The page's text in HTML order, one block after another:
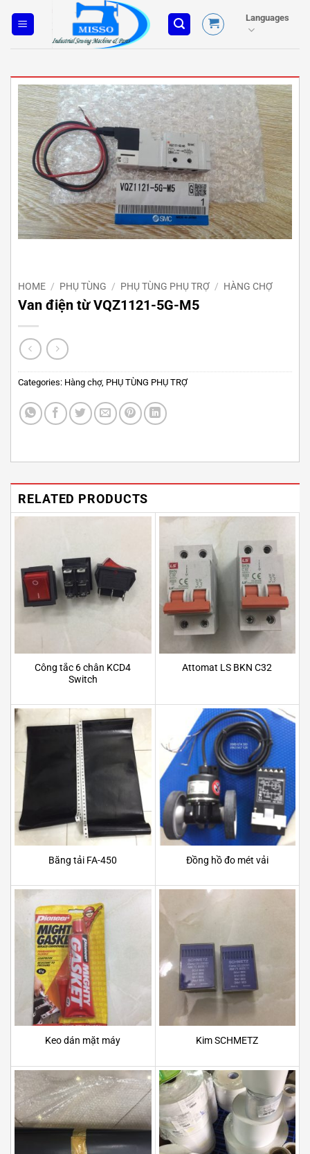
Languages
HOME / PHỤ TÙNG / PHỤ TÙNG PHỤ TRỢ / HÀNG CHỢ
Van điện từ VQZ1121-5G-M5
Categories: Hàng chợ, PHỤ TÙNG PHỤ TRỢ
RELATED PRODUCTS
Công tắc 6 chân KCD4
Switch
Attomat LS BKN C32
Băng tải FA-450 Đồng hồ đo mét vải
Keo dán mặt máy Kim SCHMETZ